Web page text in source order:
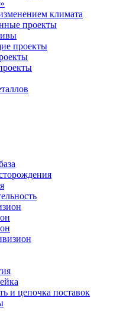
климата
проекты
проекты
и цепочка поставок